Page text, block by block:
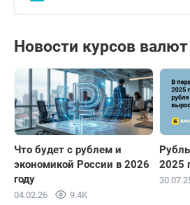
Новости курсов валют
Что будет с рублем и
экономикой России в 2026
году
04.02.26 9.4K
2025